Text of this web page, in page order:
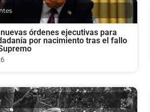
órdenes ejecutivas para
por nacimiento tras el fallo